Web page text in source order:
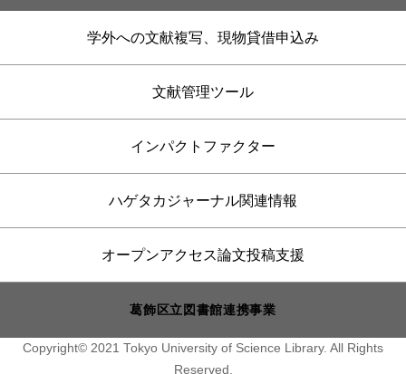
学外への文献複写、現物貸借申込み
文献管理ツール
インパクトファクター
ハゲタカジャーナル関連情報
オープンアクセス論文投稿支援
葛飾区立図書館連携事業
Copyright© 2021 Tokyo University of Science Library. All Rights
Reserved.